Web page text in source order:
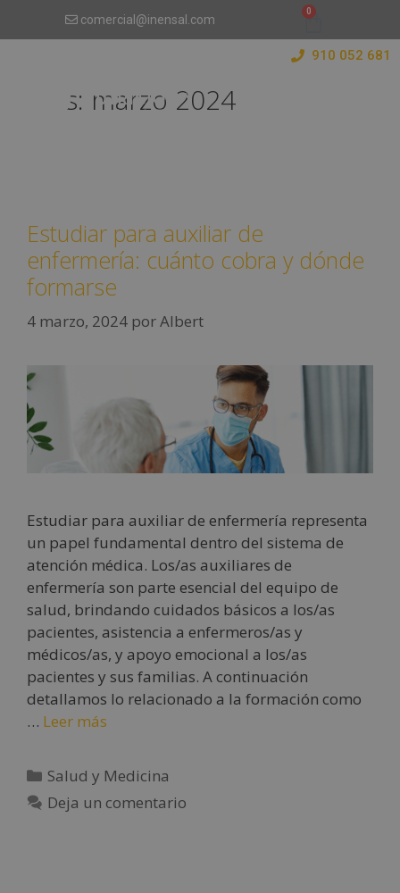
comercial@inensal.com
910 052 681
Mes: marzo 2024
Estudiar para auxiliar de
enfermería: cuánto cobra y dónde
formarse
4 marzo, 2024 porAlbert
Estudiar para auxiliar de enfermería representa
un papel fundamental dentro del sistema de
atención médica. Los/as auxiliares de
enfermería son parte esencial del equipo de
salud, brindando cuidados básicos a los/as
pacientes, asistencia a enfermeros/as y
médicos/as, y apoyo emocional a los/as
pacientes y sus familias. A continuación
detallamos lo relacionado a la formación como
… Leer más
Salud y Medicina
Deja un comentario